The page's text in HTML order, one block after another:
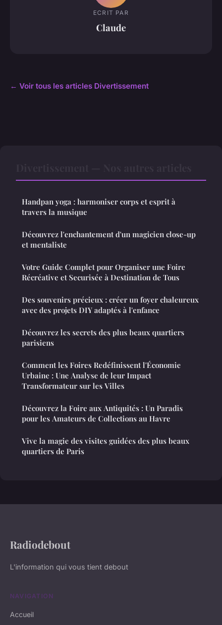
ECRIT PAR
Claude
← Voir tous les articles Divertissement
Handpan yoga : harmoniser corps et esprit à
travers la musique
Découvrez l'enchantement d'un magicien close-up
et mentaliste
Votre Guide Complet pour Organiser une Foire
Récréative et Securisée à Destination de Tous
Des souvenirs précieux : créer un foyer chaleureux
avec des projets DIY adaptés à l'enfance
Découvrez les secrets des plus beaux quartiers
parisiens
Comment les Foires Redéfinissent l'Économie
Urbaine : Une Analyse de leur Impact
Transformateur sur les Villes
Découvrez la Foire aux Antiquités : Un Paradis
pour les Amateurs de Collections au Havre
Vive la magie des visites guidées des plus beaux
quartiers de Paris
Radiodebout
L'information qui vous tient debout
NAVIGATION
Accueil